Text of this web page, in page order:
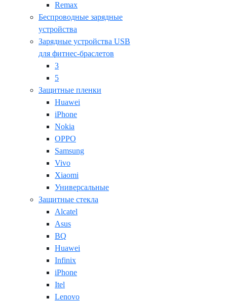
Remax
Беспроводные зарядные
устройства
Зарядные устройства USB
для фитнес-браслетов
3
5
Защитные пленки
Huawei
iPhone
Nokia
OPPO
Samsung
Vivo
Xiaomi
Универсальные
Защитные стекла
Alcatel
Asus
BQ
Huawei
Infinix
iPhone
Itel
Lenovo